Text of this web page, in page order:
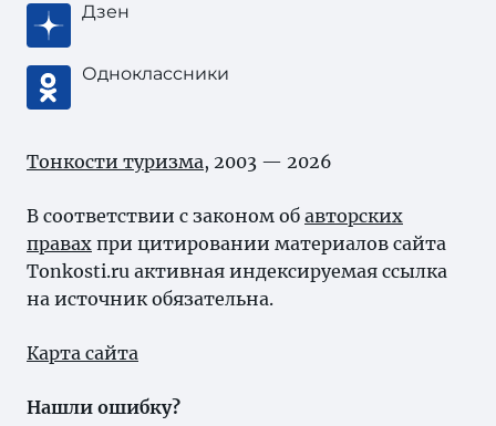
Дзен
Одноклассники
Тонкости туризма, 2003 — 2026
В соответствии с законом об авторских
правах при цитировании материалов сайта
Tonkosti.ru активная индексируемая ссылка
на источник обязательна.
Карта сайта
Нашли ошибку?